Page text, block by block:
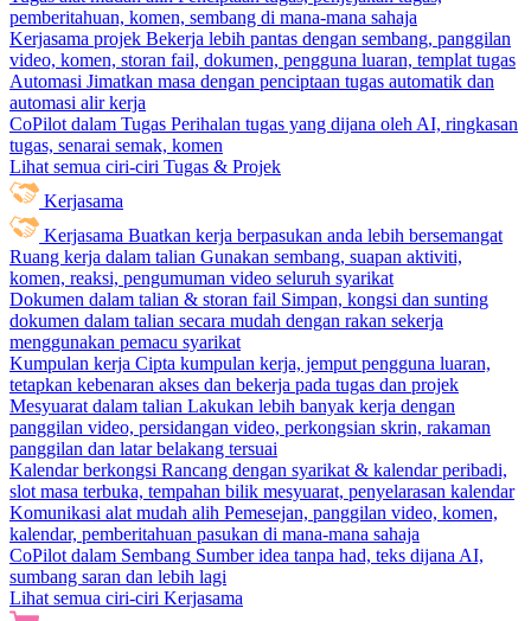
pemberitahuan, komen, sembang di mana-mana sahaja
Kerjasama projek Bekerja lebih pantas dengan sembang, panggilan
video, komen, storan fail, dokumen, pengguna luaran, templat tugas
Automasi Jimatkan masa dengan penciptaan tugas automatik dan
automasi alir kerja
CoPilot dalam Tugas Perihalan tugas yang dijana oleh AI, ringkasan
tugas, senarai semak, komen
Lihat semua ciri-ciri Tugas & Projek
Kerjasama
Kerjasama Buatkan kerja berpasukan anda lebih bersemangat
Ruang kerja dalam talian Gunakan sembang, suapan aktiviti,
komen, reaksi, pengumuman video seluruh syarikat
Dokumen dalam talian & storan fail Simpan, kongsi dan sunting
dokumen dalam talian secara mudah dengan rakan sekerja
menggunakan pemacu syarikat
Kumpulan kerja Cipta kumpulan kerja, jemput pengguna luaran,
tetapkan kebenaran akses dan bekerja pada tugas dan projek
Mesyuarat dalam talian Lakukan lebih banyak kerja dengan
panggilan video, persidangan video, perkongsian skrin, rakaman
panggilan dan latar belakang tersuai
Kalendar berkongsi Rancang dengan syarikat & kalendar peribadi,
slot masa terbuka, tempahan bilik mesyuarat, penyelarasan kalendar
Komunikasi alat mudah alih Pemesejan, panggilan video, komen,
kalendar, pemberitahuan pasukan di mana-mana sahaja
CoPilot dalam Sembang Sumber idea tanpa had, teks dijana AI,
sumbang saran dan lebih lagi
Lihat semua ciri-ciri Kerjasama